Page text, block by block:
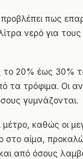
πως
νερό για
το 20% έως 30%
τα τρόφιμα. Οι
γυμνάζονται.
καθώς οι
αίμα,
από όσους